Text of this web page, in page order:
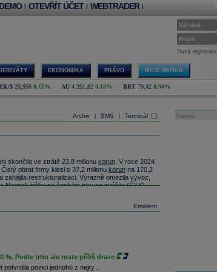
| OTEVŘÍT ÚČET | WEBTRADER |
Uživatel:
Heslo:
Nová registrace
EKONOMIKA PRÁVO MOJE PATRIA
$ 20,958 0,15% AU 4 251,82 0,18% BRT 79,42 0,94%
Archiv SMS Terminál
skončila ve ztrátě 23,8 milionu korun. V roce 2024
Čistý obrat firmy klesl o 37,2 milionu korunna 170,2
zahájila restrukturalizaci. Výrazně omezila vývoz,
Naopak tržby na českém trhu se zvýšily (ČTK)
zisk EBITDA o 9,3 procenta na 7,48
na 16,12 miliardy
(ČTK)
cílovou cenu na 72EUR z 88EUR
Emailem
%. Podle trhu ale roste příliš draze
pozici jednoho z nejry...
Reklama